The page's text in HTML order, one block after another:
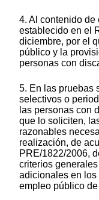
4. Al contenido
establecido en el
diciembre, por el
público y la
personas con
5. En las pruebas
selectivos o
las personas con
que lo soliciten,
razonables
realización, de
PRE/1822/2006,
criterios
adicionales en los
empleo público